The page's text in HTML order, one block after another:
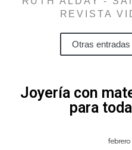
REVISTA
Otras
Joyería con
para